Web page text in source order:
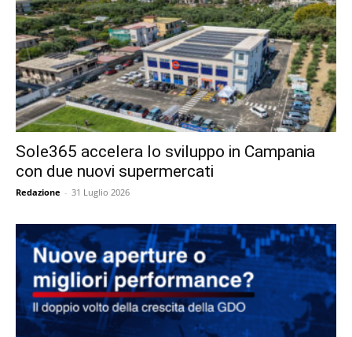
Sole365 accelera lo sviluppo in Campania
con due nuovi supermercati
Redazione - 31 Luglio 2026